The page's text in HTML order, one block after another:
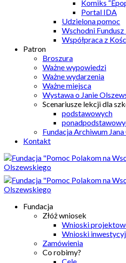
Komiks
Portal IDA
Udzielona pomoc
Wschodni
Współpraca z
Patron
Broszura
Ważne wypowiedzi
Ważne wydarzenia
Ważne miejsca
Wystawa o Janie
Scenariusze lekcji dla
podstawowych
Fundacja Archiwum
Kontakt
Fundacja
Złóż wniosek
Wnioski
Wnioski
Zamówienia
Co robimy?